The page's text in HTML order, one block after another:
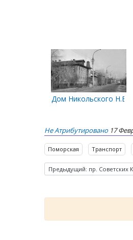
Дом Никольского Н.В.
Не Атрибутировано 17
Поморская Транспорт
Предыдущий: пр. Советских